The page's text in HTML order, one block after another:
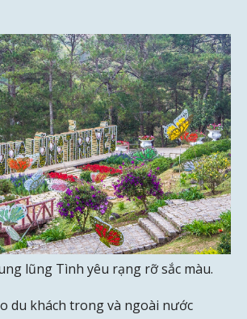
lũng Tình yêu rạng rỡ sắc màu.
du khách trong và ngoài nước